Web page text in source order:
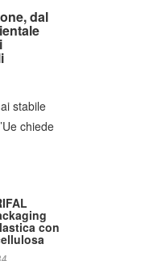
dal
stabile
chiede
con